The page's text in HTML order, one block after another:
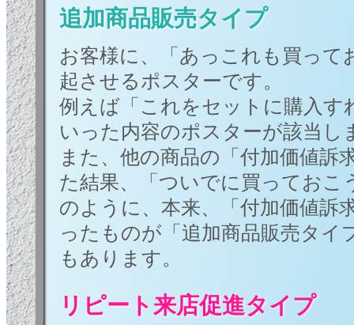
追加商品販売タイプ
お客様に、「あっこれも買っ
起させるポスターです。
例えば「これをセットに購入
いった内容のポスターが該当し
また、他の商品の「付加価値訴
た結果、「ついでに買ってお
のように、本来、「付加価値訴
ったものが「追加商品販売タ
もあります。
リピート来店促進タイプ